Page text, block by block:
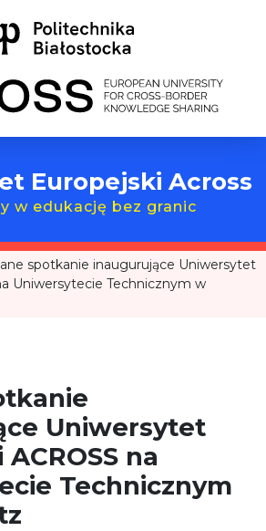
Europejski Across
w edukację bez granic
spotkanie inaugurujące Uniwersytet
Uniwersytecie Technicznym w
Uniwersytet
na
Technicznym